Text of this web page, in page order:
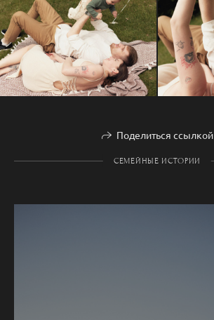
Поделиться ссылкой
СЕМЕЙНЫЕ ИСТОРИИ